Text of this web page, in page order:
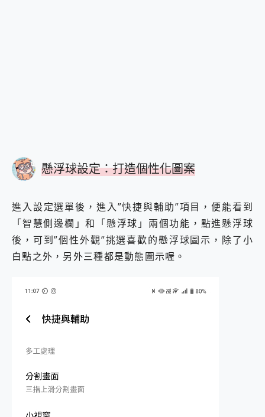
懸浮球設定：打造個性化圖案
進入設定選單後，進入”快捷與輔助”項目，便能看到
「智慧側邊欄」和「懸浮球」兩個功能，點進懸浮球
後，可到”個性外觀”挑選喜歡的懸浮球圖示，除了小
白點之外，另外三種都是動態圖示喔。